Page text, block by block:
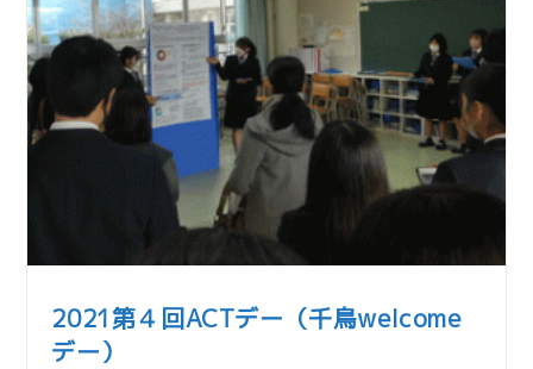
2021第４回ACTデー（千鳥welcome
デー）